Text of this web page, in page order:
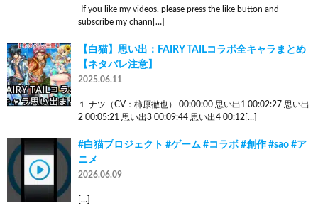
-If you like my videos, please press the like button and
subscribe my chann[…]
【白猫】思い出：FAIRY TAILコラボ全キャラまとめ
【ネタバレ注意】
2025.06.11
１ ナツ（CV：柿原徹也） 00:00:00 思い出1 00:02:27 思い出
2 00:05:21 思い出3 00:09:44 思い出4 00:12[…]
#白猫プロジェクト #ゲーム #コラボ #創作 #sao #ア
ニメ
2026.06.09
[…]